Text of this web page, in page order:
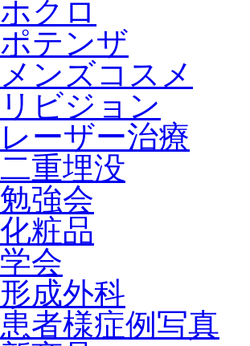
ホクロ
ポテンザ
メンズコスメ
リビジョン
レーザー治療
二重埋没
勉強会
化粧品
学会
形成外科
患者様症例写真